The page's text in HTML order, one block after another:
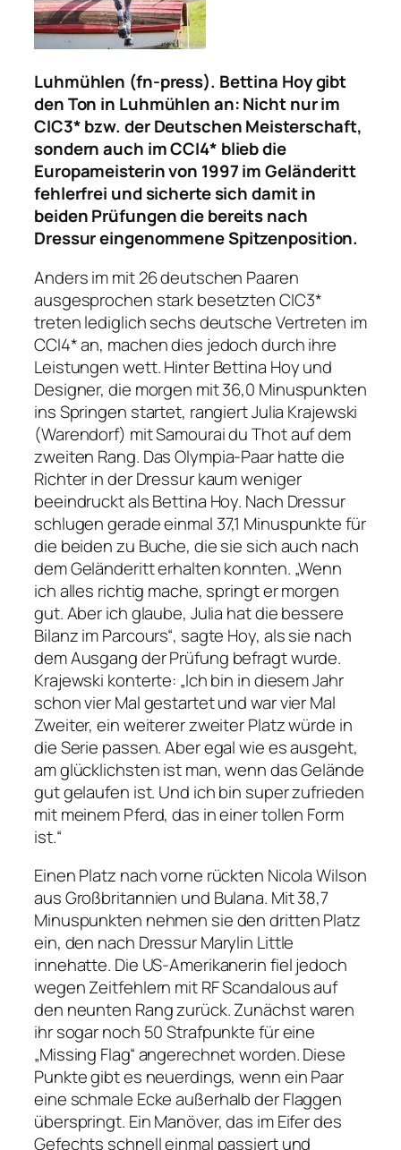
Luhmühlen (fn-press). Bettina Hoy gibt
den Ton in Luhmühlen an: Nicht nur im
CIC3* bzw. der Deutschen Meisterschaft,
sondern auch im CCI4* blieb die
Europameisterin von 1997 im Geländeritt
fehlerfrei und sicherte sich damit in
beiden Prüfungen die bereits nach
Dressur eingenommene Spitzenposition.
Anders im mit 26 deutschen Paaren
ausgesprochen stark besetzten CIC3*
treten lediglich sechs deutsche Vertreten im
CCI4* an, machen dies jedoch durch ihre
Leistungen wett. Hinter Bettina Hoy und
Designer, die morgen mit 36,0 Minuspunkten
ins Springen startet, rangiert Julia Krajewski
(Warendorf) mit Samourai du Thot auf dem
zweiten Rang. Das Olympia-Paar hatte die
Richter in der Dressur kaum weniger
beeindruckt als Bettina Hoy. Nach Dressur
schlugen gerade einmal 37,1 Minuspunkte für
die beiden zu Buche, die sie sich auch nach
dem Geländeritt erhalten konnten. „Wenn
ich alles richtig mache, springt er morgen
gut. Aber ich glaube, Julia hat die bessere
Bilanz im Parcours“, sagte Hoy, als sie nach
dem Ausgang der Prüfung befragt wurde.
Krajewski konterte: „Ich bin in diesem Jahr
schon vier Mal gestartet und war vier Mal
Zweiter, ein weiterer zweiter Platz würde in
die Serie passen. Aber egal wie es ausgeht,
am glücklichsten ist man, wenn das Gelände
gut gelaufen ist. Und ich bin super zufrieden
mit meinem Pferd, das in einer tollen Form
ist.“
Einen Platz nach vorne rückten Nicola Wilson
aus Großbritannien und Bulana. Mit 38,7
Minuspunkten nehmen sie den dritten Platz
ein, den nach Dressur Marylin Little
innehatte. Die US-Amerikanerin fiel jedoch
wegen Zeitfehlern mit RF Scandalous auf
den neunten Rang zurück. Zunächst waren
ihr sogar noch 50 Strafpunkte für eine
„Missing Flag“ angerechnet worden. Diese
Punkte gibt es neuerdings, wenn ein Paar
eine schmale Ecke außerhalb der Flaggen
überspringt. Ein Manöver, das im Eifer des
Gefechts schnell einmal passiert und